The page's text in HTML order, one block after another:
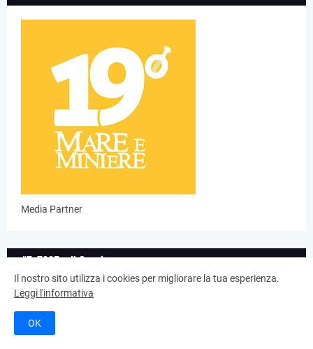
Media Partner
#7x700FoolkSession
Il nostro sito utilizza i cookies per migliorare la tua esperienza.
Leggi l'informativa
OK